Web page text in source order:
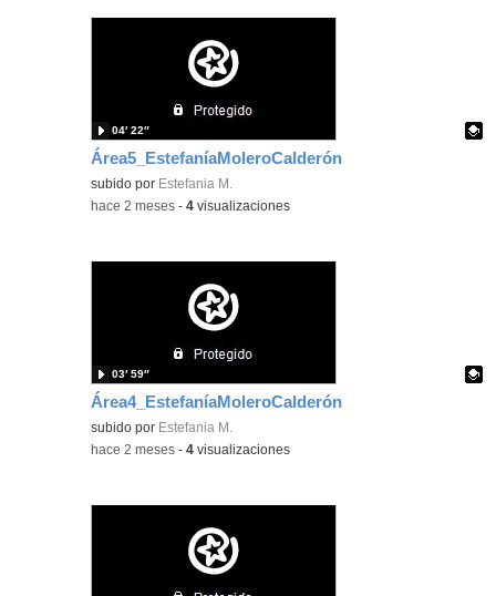
Área5_EstefaníaMoleroCalderón
Contenido educativo.
subido por Estefania M.
04′ 22″
-hace 2 meses -4 visualizaciones
Área4_EstefaníaMoleroCalderón
Contenido educativo.
subido por Estefania M.
03′ 59″
-hace 2 meses -4 visualizaciones